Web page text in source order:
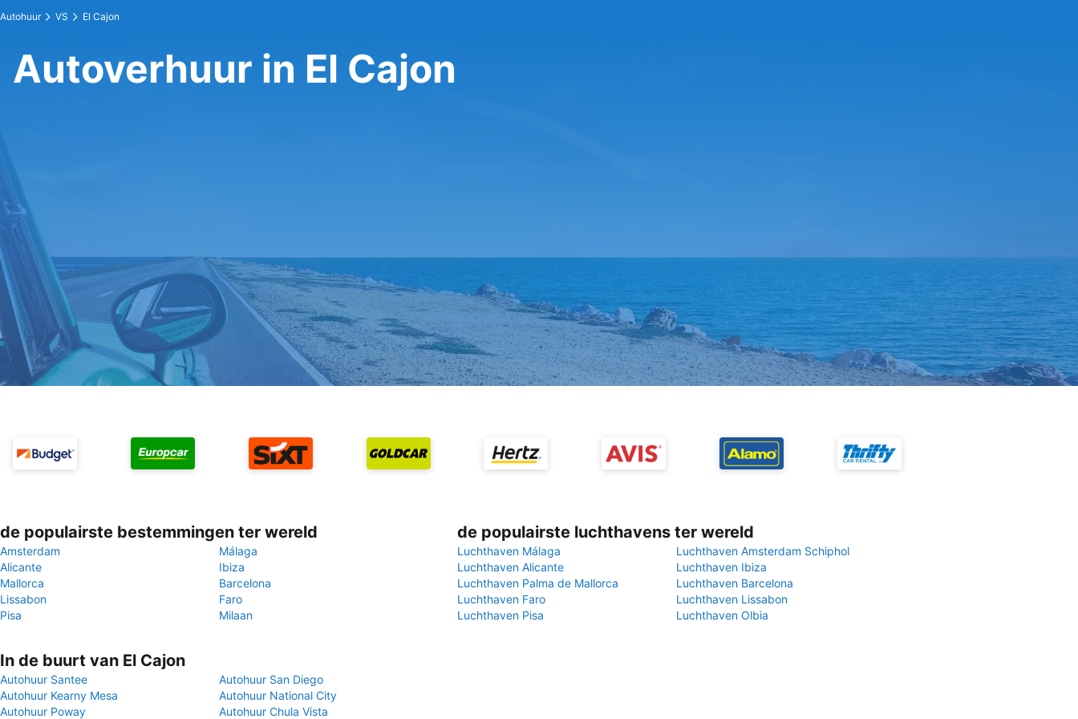
Autohuur VS El Cajon
Autoverhuur in El Cajon
de populairste bestemmingen ter wereld
Amsterdam
Málaga
Alicante
Ibiza
Mallorca
Barcelona
Lissabon
Faro
Pisa
Milaan
de populairste luchthavens ter wereld
Luchthaven Málaga
Luchthaven Amsterdam Schiphol
Luchthaven Alicante
Luchthaven Ibiza
Luchthaven Palma de Mallorca
Luchthaven Barcelona
Luchthaven Faro
Luchthaven Lissabon
Luchthaven Pisa
Luchthaven Olbia
In de buurt van El Cajon
Autohuur Santee
Autohuur San Diego
Autohuur Kearny Mesa
Autohuur National City
Autohuur Poway
Autohuur Chula Vista